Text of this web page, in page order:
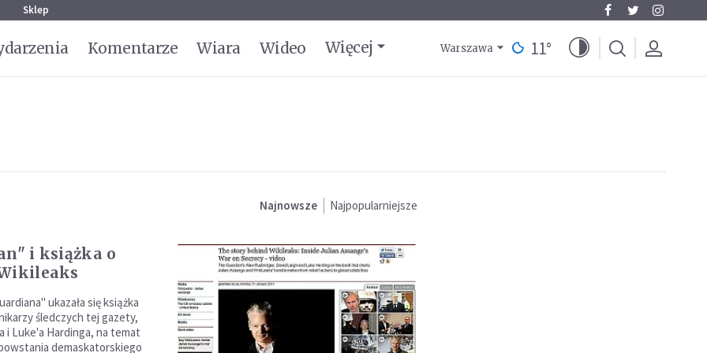
Sklep
Komentarze Wiara Wideo Więcej Warszawa 11°
Najnowsze Najpopularniejsze
i książka o
ukazała się książka
śledczych tej gazety,
i Luke'a Hardinga, na temat
demaskatorskiego